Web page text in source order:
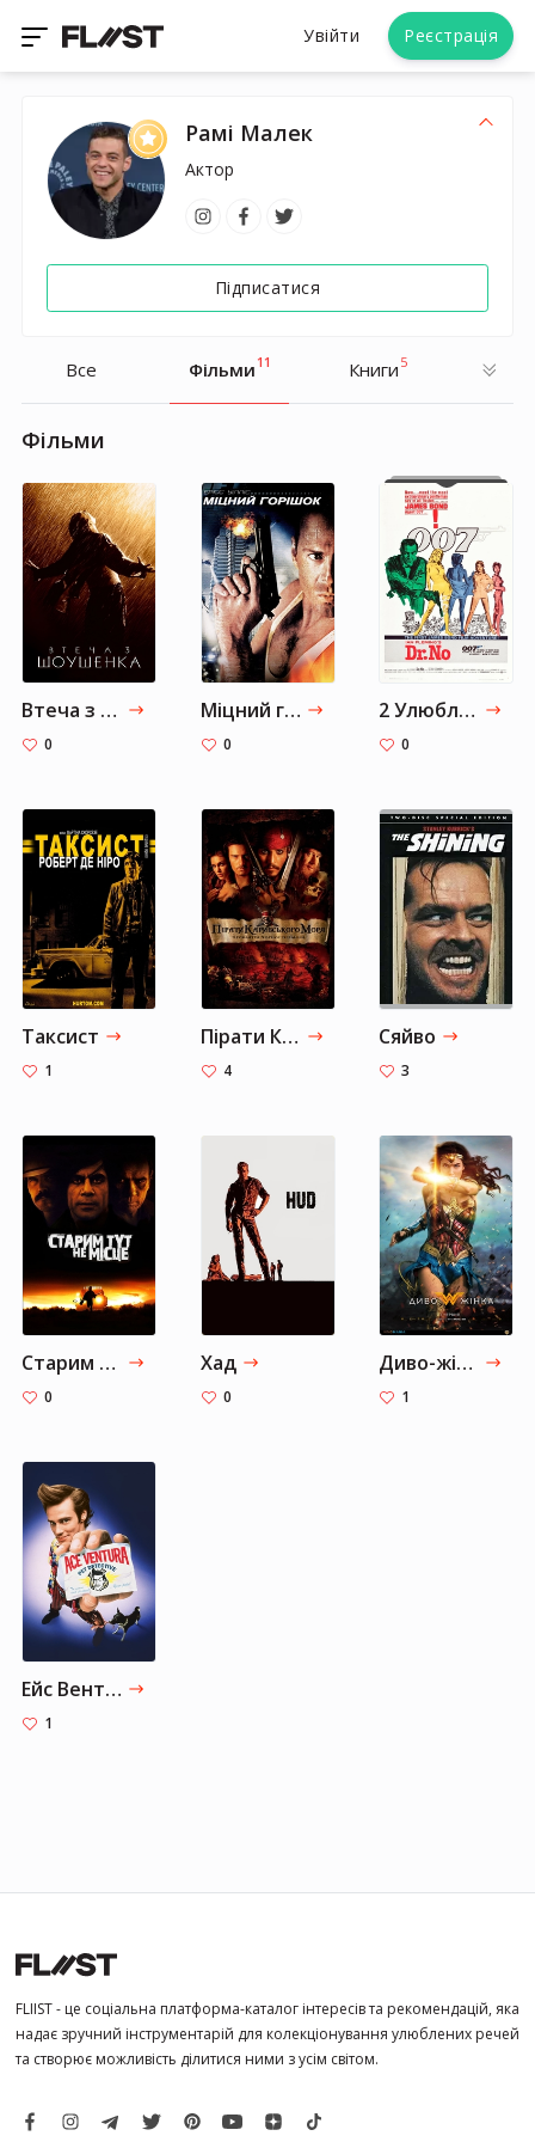
Увійти Реєстрація
Рамі Малек
Актор
Підписатися
Все Фільми 11 Книги 5
Фільми
Втеча з Шоушенка
0
Міцний горішок
0
2 Улюблених Фільма про Бонда
0
Таксист
1
Пірати Карибського моря: Прокляття Чорної перлини
4
Сяйво
3
Старим тут не місце
0
Хад
0
Диво-жінка
1
Ейс Вентура: Розшук домашніх тварин
1
FLIIST - це соціальна платформа-каталог інтересів та рекомендацій, яка
надає зручний інструментарій для колекціонування улюблених речей
та створює можливість ділитися ними з усім світом.